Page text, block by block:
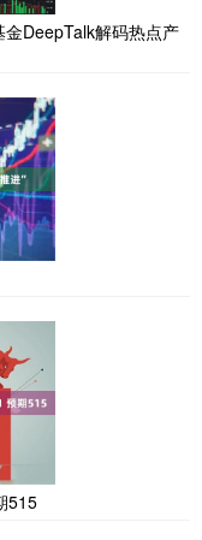
DeepTalk解码热点产
515